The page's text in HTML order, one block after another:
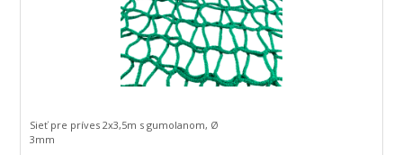
Sieť pre príves 2x3,5m s gumolanom, Ø
3mm